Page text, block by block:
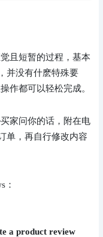
且短暂的过程，基本
并没有什麽特殊要
作都可以轻松完成。
家问你的话，附在电
单，再自行修改内容
：
a product review